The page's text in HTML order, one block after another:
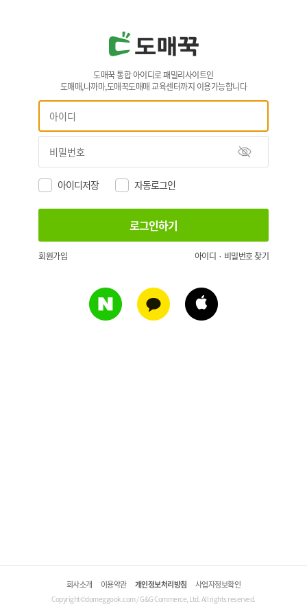
도매꾹 통합 아이디로 패밀리사이트인
도매매,나까마,도매꾹도매매 교육센터까지 이용가능합니다
아이디저장 자동로그인
회원가입 아이디 · 비밀번호 찾기
회사소개 이용약관 개인정보처리방침 사업자정보확인
Copyright©domeggook.com / G&G Commerce, Ltd. All rights reserved.